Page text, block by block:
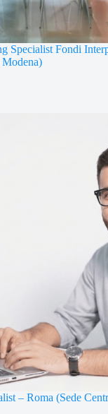
Specialist Fondi
Modena)
– Roma (Sede